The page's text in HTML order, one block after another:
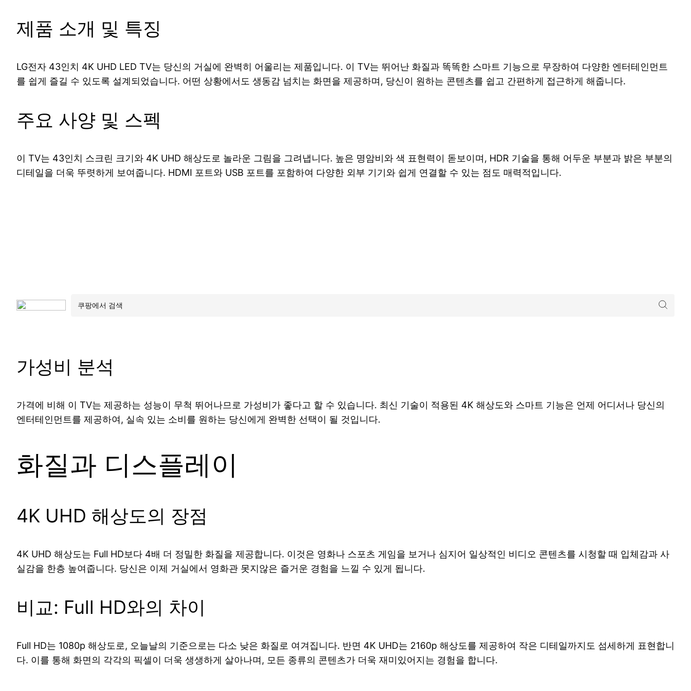
제품 소개 및 특징
LG전자 43인치 4K UHD LED TV는 당신의 거실에 완벽히 어울리는 제품입니다. 이 TV는 뛰어난 화질과 똑똑한 스마트 기능으로 무장하여 다양한 엔터테인먼트
를 쉽게 즐길 수 있도록 설계되었습니다. 어떤 상황에서도 생동감 넘치는 화면을 제공하며, 당신이 원하는 콘텐츠를 쉽고 간편하게 접근하게 해줍니다.
주요 사양 및 스펙
이 TV는 43인치 스크린 크기와 4K UHD 해상도로 놀라운 그림을 그려냅니다. 높은 명암비와 색 표현력이 돋보이며, HDR 기술을 통해 어두운 부분과 밝은 부분의
디테일을 더욱 뚜렷하게 보여줍니다. HDMI 포트와 USB 포트를 포함하여 다양한 외부 기기와 쉽게 연결할 수 있는 점도 매력적입니다.
가성비 분석
가격에 비해 이 TV는 제공하는 성능이 무척 뛰어나므로 가성비가 좋다고 할 수 있습니다. 최신 기술이 적용된 4K 해상도와 스마트 기능은 언제 어디서나 당신의
엔터테인먼트를 제공하여, 실속 있는 소비를 원하는 당신에게 완벽한 선택이 될 것입니다.
화질과 디스플레이
4K UHD 해상도의 장점
4K UHD 해상도는 Full HD보다 4배 더 정밀한 화질을 제공합니다. 이것은 영화나 스포츠 게임을 보거나 심지어 일상적인 비디오 콘텐츠를 시청할 때 입체감과 사
실감을 한층 높여줍니다. 당신은 이제 거실에서 영화관 못지않은 즐거운 경험을 느낄 수 있게 됩니다.
비교: Full HD와의 차이
Full HD는 1080p 해상도로, 오늘날의 기준으로는 다소 낮은 화질로 여겨집니다. 반면 4K UHD는 2160p 해상도를 제공하여 작은 디테일까지도 섬세하게 표현합니
다. 이를 통해 화면의 각각의 픽셀이 더욱 생생하게 살아나며, 모든 종류의 콘텐츠가 더욱 재미있어지는 경험을 합니다.